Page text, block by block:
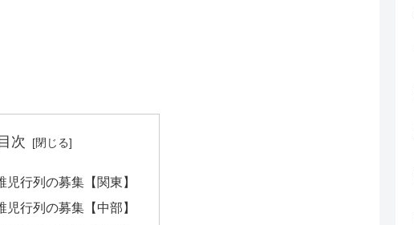
目次
児行列の募集【関東】
児行列の募集【中部】